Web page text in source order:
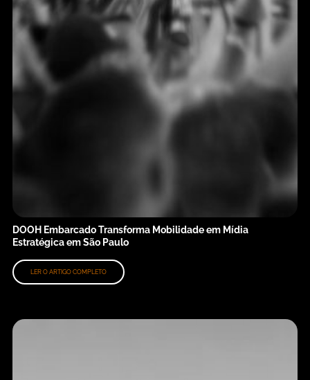
DOOH Embarcado Transforma Mobilidade em Mídia
Estratégica em São Paulo
LER O ARTIGO COMPLETO